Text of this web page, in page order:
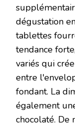
dégustation
tablettes
tendance
variés qui
entre
fondant. La
également
chocolaté. De